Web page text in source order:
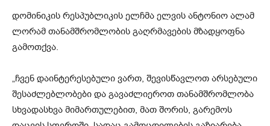
დომინიკის რესპუბლიკის ელჩმა ელვის ანტონიო ალამ
ლორამ თანამშრომლობის გაღრმავების მზადყოფნა
გამოთქვა.
„ჩვენ დაინტერესებული ვართ, შევისწავლოთ არსებული
შესაძლებლობები და გავაძლიეროთ თანამშრომლობა
სხვადასხვა მიმართულებით, მათ შორის, გარემოს